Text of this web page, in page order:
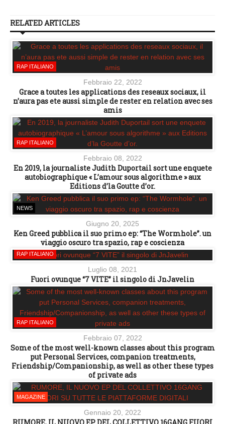
RELATED ARTICLES
RAP ITALIANO
Febbraio 22, 2022
Grace a toutes les applications des reseaux sociaux, il
n’aura pas ete aussi simple de rester en relation avec ses
amis
RAP ITALIANO
Febbraio 08, 2022
En 2019, la journaliste Judith Duportail sort une enquete
autobiographique « L’amour sous algorithme » aux
Editions d’la Goutte d’or.
NEWS
Giugno 20, 2025
Ken Greed pubblica il suo primo ep: “The Wormhole”. un
viaggio oscuro tra spazio, rap e coscienza
RAP ITALIANO
Luglio 08, 2021
Fuori ovunque “7 VITE” il singolo di JnJavelin
RAP ITALIANO
Febbraio 07, 2022
Some of the most well-known classes about this program
put Personal Services, companion treatments,
Friendship/Companionship, as well as other these types
of private ads
MAGAZINE
Gennaio 20, 2022